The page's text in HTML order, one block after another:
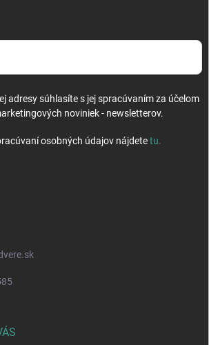
adresy súhlasíte s jej spracúvaním za účelom
noviniek - newsletterov.
osobných údajov nájdetetu.